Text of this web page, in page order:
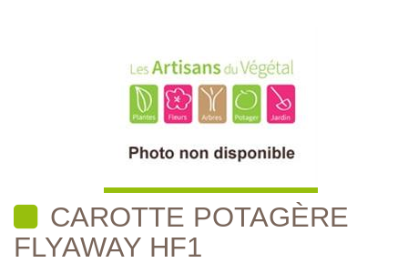
CAROTTE POTAGÈRE
FLYAWAY HF1